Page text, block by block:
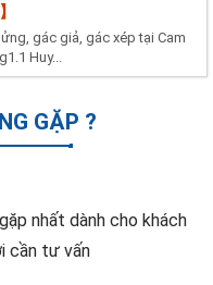
gác giả, gác xép tại Cam
Huy...
GẶP ?
nhất dành cho khách
cần tư vấn